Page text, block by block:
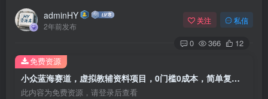
adminHY
2年前发布
关注 私信
0 366 12
小众蓝海赛道，虚拟教辅资料项目，0门槛0成本，简单复制，月入过W
此内容为免费资源，请登录后查看
免费资源